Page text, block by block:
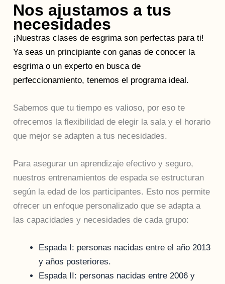
Nos ajustamos a tus
necesidades
¡Nuestras clases de esgrima son perfectas para ti!
Ya seas un principiante con ganas de conocer la
esgrima o un experto en busca de
perfeccionamiento, tenemos el programa ideal.
Sabemos que tu tiempo es valioso, por eso te
ofrecemos la flexibilidad de elegir la sala y el horario
que mejor se adapten a tus necesidades.
Para asegurar un aprendizaje efectivo y seguro,
nuestros entrenamientos de espada se estructuran
según la edad de los participantes. Esto nos permite
ofrecer un enfoque personalizado que se adapta a
las capacidades y necesidades de cada grupo:
Espada I: personas nacidas entre el año 2013
y años posteriores.
Espada II: personas nacidas entre 2006 y